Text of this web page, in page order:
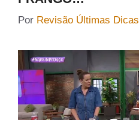
Por Revisão Últimas Dicas